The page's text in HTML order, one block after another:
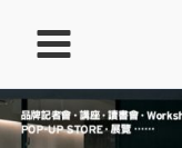
要
內